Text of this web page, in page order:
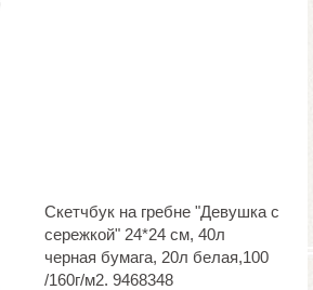
Скетчбук на гребне "Девушка с
сережкой" 24*24 см, 40л
черная бумага, 20л белая,100
/160г/м2. 9468348